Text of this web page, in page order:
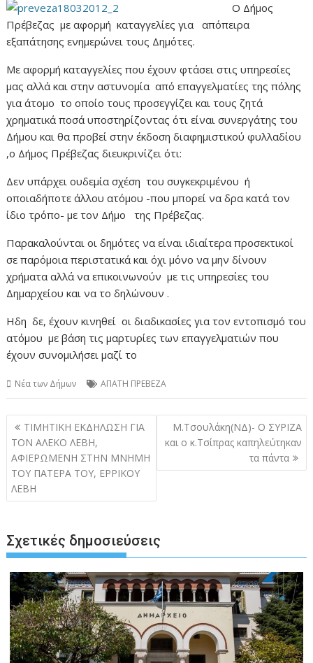
Ο Δήμος
Πρέβεζας με αφορμή καταγγελίες για απόπειρα
εξαπάτησης ενημερώνει τους Δημότες.
Με αφορμή καταγγελίες που έχουν φτάσει στις υπηρεσίες
μας αλλά και στην αστυνομία από επαγγελματίες της πόλης
για άτομο το οποίο τους προσεγγίζει και τους ζητά
χρηματικά ποσά υποστηρίζοντας ότι είναι συνεργάτης του
Δήμου και θα προβεί στην έκδοση διαφημιστικού φυλλαδίου
,ο Δήμος Πρέβεζας διευκρινίζει ότι:
Δεν υπάρχει ουδεμία σχέση του συγκεκριμένου ή
οποιαδήποτε άλλου ατόμου -που μπορεί να δρα κατά τον
ίδιο τρόπο- με τον Δήμο της Πρέβεζας.
Παρακαλούνται οι δημότες να είναι ιδιαίτερα προσεκτικοί
σε παρόμοια περιστατικά και όχι μόνο να μην δίνουν
χρήματα αλλά να επικοινωνούν με τις υπηρεσίες του
Δημαρχείου και να το δηλώνουν .
Ηδη δε, έχουν κινηθεί οι διαδικασίες για τον εντοπισμό του
ατόμου με βάση τις μαρτυρίες των επαγγελματιών που
έχουν συνομιλήσει μαζί το
Νέα των Δήμων ΑΠΑΤΗ ΠΡΕΒΕΖΑ
Πλοήγηση
άρθρων
ΤΙΜΗΤΙΚΗ ΕΚΔΗΛΩΣΗ ΓΙΑ
ΤΟΝ ΑΛΕΚΟ ΛΕΒΗ,
ΑΦΙΕΡΩΜΕΝΗ ΣΤΗΝ ΜΝΗΜΗ
ΤΟΥ ΠΑΤΕΡΑ ΤΟΥ, ΕΡΡΙΚΟΥ
ΛΕΒΗ
Μ.Τσουλάκη(ΝΔ)- Ο ΣΥΡΙΖΑ
και ο κ.Τσίπρας καπηλεύτηκαν
τα πάντα
Σχετικές δημοσιεύσεις